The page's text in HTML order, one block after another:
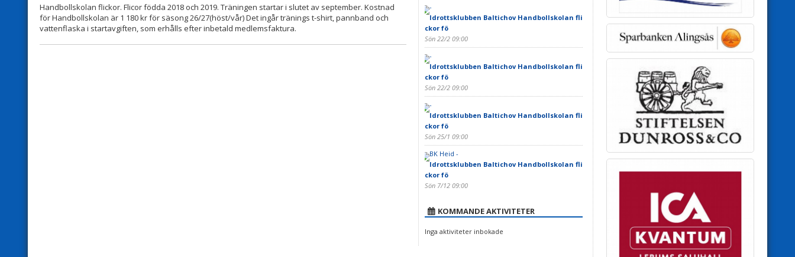
Handbollskolan flickor. Flicor födda 2018 och 2019. Träningen startar i slutet av september. Kostnad
för Handbollskolan är 1 180 kr för säsong 26/27(höst/vår) Det ingår tränings t-shirt, pannband och
vattenflaska i startavgiften, som erhålls efter inbetald medlemsfaktura.
-
Idrottsklubben Baltichov Handbollskolan fli
ckor fö
Sön 22/2 09:00
-
Idrottsklubben Baltichov Handbollskolan fli
ckor fö
Sön 22/2 09:00
-
Idrottsklubben Baltichov Handbollskolan fli
ckor fö
Sön 25/1 09:00
BK Heid -
Idrottsklubben Baltichov Handbollskolan fli
ckor fö
Sön 7/12 09:00
KOMMANDE AKTIVITETER
Inga aktiviteter inbokade